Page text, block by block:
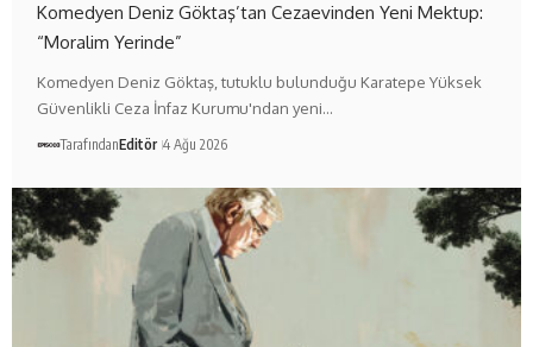
Komedyen Deniz Göktaş’tan Cezaevinden Yeni Mektup:
“Moralim Yerinde”
Komedyen Deniz Göktaş, tutuklu bulunduğu Karatepe Yüksek
Güvenlikli Ceza İnfaz Kurumu'ndan yeni…
TarafındanEditör 4 Ağu 2026